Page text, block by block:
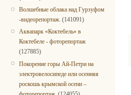
Волшебные облака над Гурзуфом
-видеорепортаж. (141091)
Аквапарк «Коктебель» в
Коктебеле - фоторепортаж
(127885)
Покорение горы Ай-Петри на
электровелосипеде или осенняя
роскошь крымской осени –